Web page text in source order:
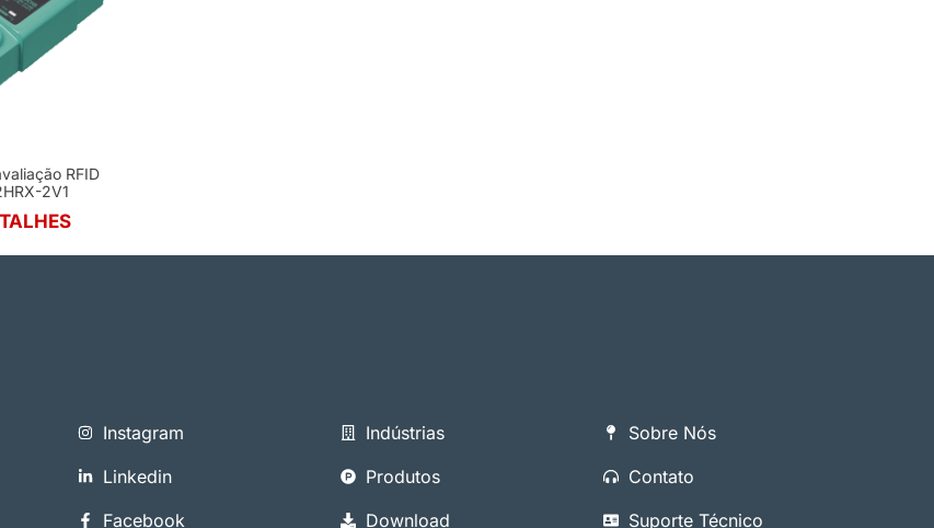
RFID
2V1
Instagram
Linkedin
Facebook
Indústrias
Produtos
Download
Sobre Nós
Contato
Suporte Técnico